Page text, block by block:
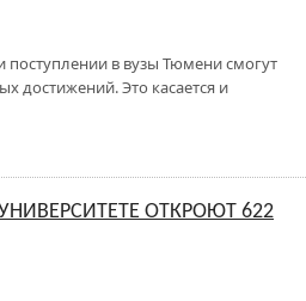
в вузы Тюмени смогут
достижений. Это касается и
ОТКРОЮТ 622